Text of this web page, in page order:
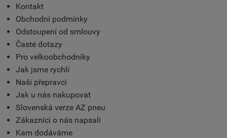
Kontakt
Obchodní podmínky
Odstoupení od smlouvy
Časté dotazy
Pro velkoobchodníky
Jak jsme rychlí
Naši přepravci
Jak u nás nakupovat
Slovenská verze AZ pneu
Zákazníci o nás napsali
Kam dodáváme